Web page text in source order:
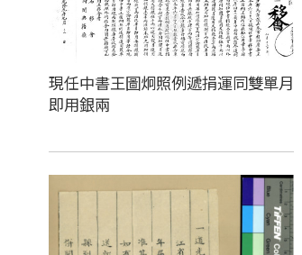
現任中書王圖炯照例遞捐運同雙單月
即用銀兩